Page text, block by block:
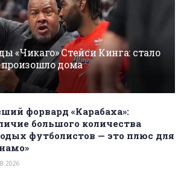
«Чикаго» Стейси Кинга: стало
произошло дома
форвард «Карабаха»:
большого количества
футболистов — это плюс для